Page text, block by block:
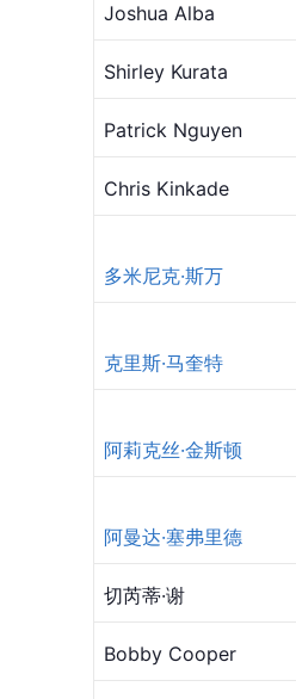
Joshua Alba
Shirley Kurata
Patrick Nguyen
Chris Kinkade
多米尼克·斯万
克里斯·马奎特
阿莉克丝·金斯顿
阿曼达·塞弗里德
切芮蒂·谢
Bobby Cooper